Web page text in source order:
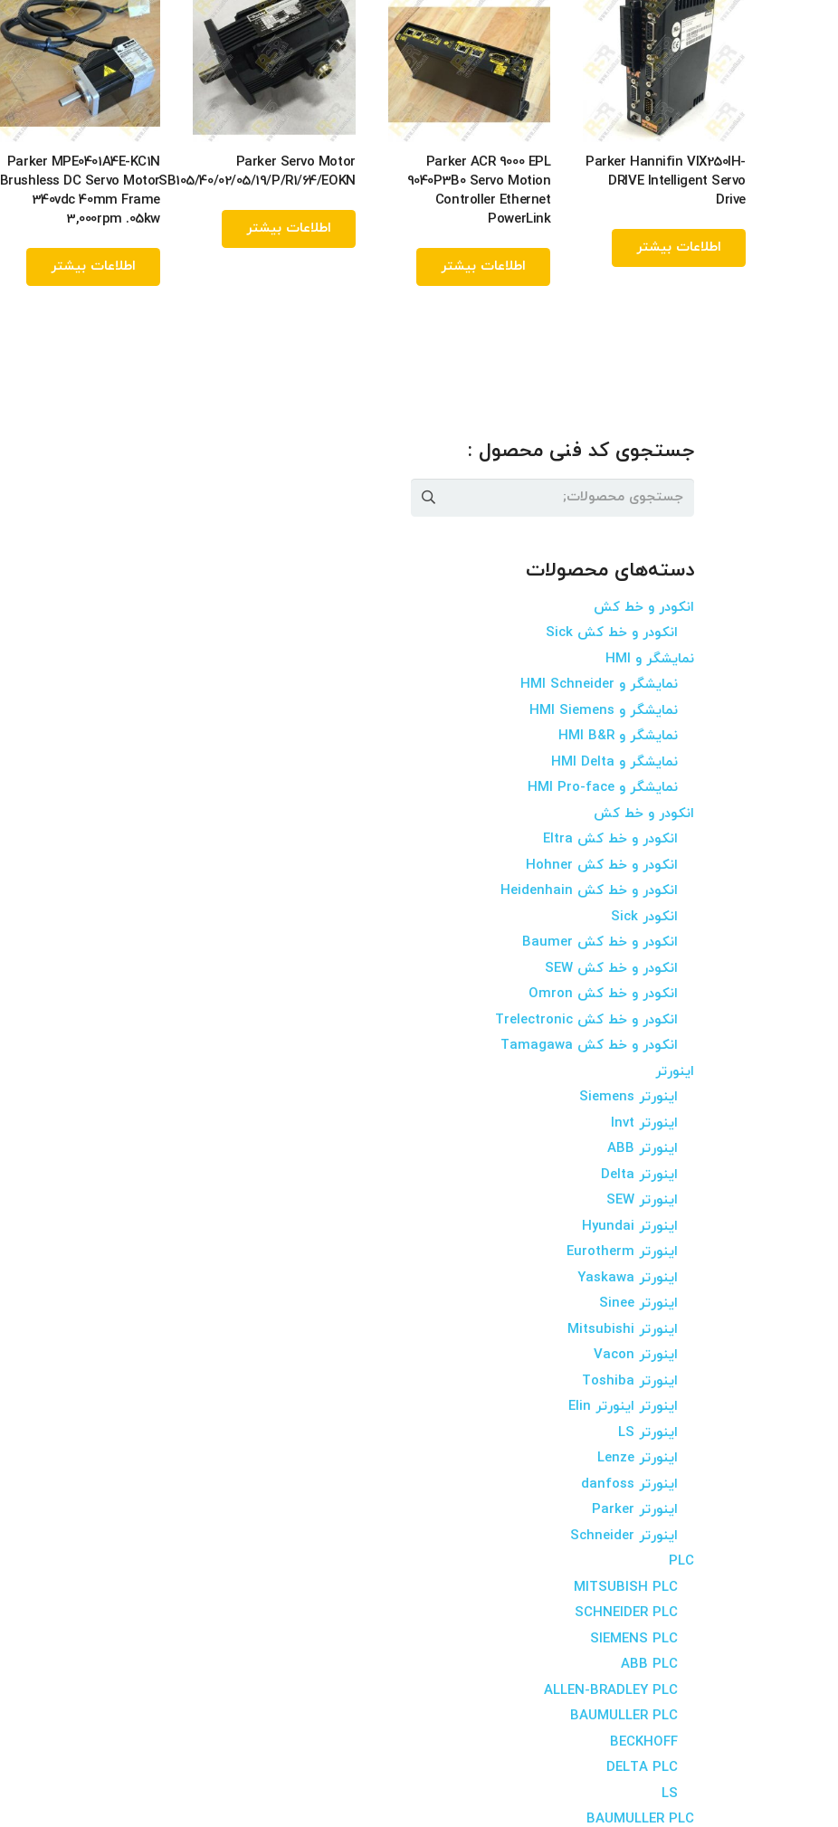
Parker Hannifin VIX250IH-
DRIVE Intelligent Servo
Drive
اطلاعات بیشتر
Parker ACR 9000 EPL
9040P3B0 Servo Motion
Controller Ethernet
PowerLink
اطلاعات بیشتر
Parker Servo Motor
SB105/40/02/05/19/P/R1/64/EOKN
اطلاعات بیشتر
Parker MPE0401A4E-KC1N
Brushless DC Servo Motor
340vdc 40mm Frame
3,000rpm .05kw
اطلاعات بیشتر
جستجوی کد فنی محصول :
جستجو
برای:
دسته‌های محصولات
انکودر و خط کش
انکودر و خط کش Sick
نمایشگر و HMI
نمایشگر و HMI Schneider
نمایشگر و HMI Siemens
نمایشگر و HMI B&R
نمایشگر و HMI Delta
نمایشگر و HMI Pro-face
انکودر و خط کش
انکودر و خط کش Eltra
انکودر و خط کش Hohner
انکودر و خط کش Heidenhain
انکودر Sick
انکودر و خط کش Baumer
انکودر و خط کش SEW
انکودر و خط کش Omron
انکودر و خط کش Trelectronic
انکودر و خط کش Tamagawa
اینورتر
اینورتر Siemens
اینورتر Invt
اینورتر ABB
اینورتر Delta
اینورتر SEW
اینورتر Hyundai
اینورتر Eurotherm
اینورتر Yaskawa
اینورتر Sinee
اینورتر Mitsubishi
اینورتر Vacon
اینورتر Toshiba
اینورتر اینورتر Elin
اینورتر LS
اینورتر Lenze
اینورتر danfoss
اینورتر Parker
اینورتر Schneider
PLC
MITSUBISH PLC
SCHNEIDER PLC
SIEMENS PLC
ABB PLC
ALLEN-BRADLEY PLC
BAUMULLER PLC
BECKHOFF
DELTA PLC
LS
BAUMULLER PLC